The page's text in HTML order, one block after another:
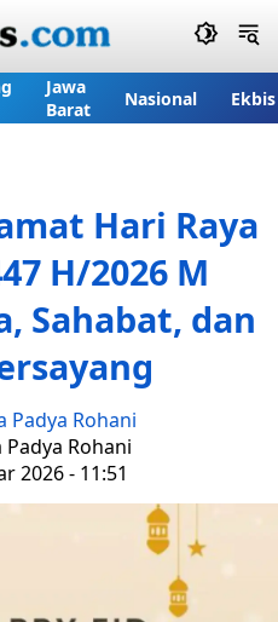
Jawa
Barat
Nasional Ekbis
Hari Raya
H/2026 M
Sahabat, dan
Padya Rohani
Rohani
2026 - 11:51